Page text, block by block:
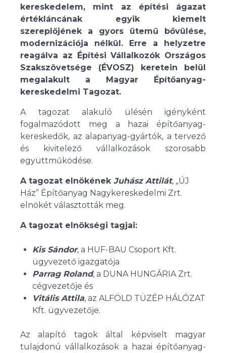
kereskedelem, mint az építési ágazat
értékláncának egyik kiemelt
szereplőjének a gyors ütemű bővülése,
modernizációja nélkül. Erre a helyzetre
reagálva az Építési Vállalkozók Országos
Szakszövetsége (ÉVOSZ) keretein belül
megalakult a Magyar Építőanyag-
kereskedelmi Tagozat.
A tagozat alakuló ülésén igényként
fogalmazódott meg a hazai építőanyag-
kereskedők, az alapanyag-gyártók, a tervező
és kivitelező vállalkozások szorosabb
együttműködése.
A tagozat elnökének Juhász Attilát, „ÚJ
Ház” Építőanyag Nagykereskedelmi Zrt.
elnökét választották meg.
A tagozat elnökségi tagjai:
Kis Sándor, a HUF-BAU Csoport Kft.
ügyvezető igazgatója
Parrag Roland, a DUNA HUNGÁRIA Zrt.
cégvezetője és
Vitális Attila, az ALFÖLD TÜZÉP HÁLÓZAT
Kft. ügyvezetője.
Az alapító tagok által képviselt magyar
tulajdonú vállalkozások a hazai építőanyag-